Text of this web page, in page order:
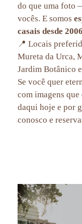
do que uma foto
vocês. E somos
casais desde
📍 Locais
Mureta da Urca,
Jardim Botânico
Se você quer
com imagens
daqui hoje e por
conosco e